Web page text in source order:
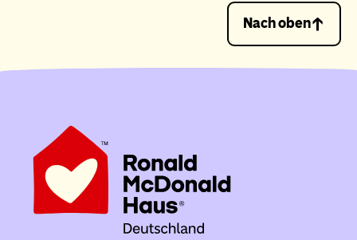
Nach oben